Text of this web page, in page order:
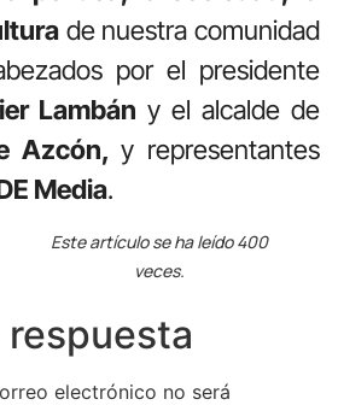
de nuestra comunidad
por el presidente
Lambán y el alcalde de
Azcón, y representantes
Media.
Este artículo se ha leído 400
veces.
respuesta
electrónico no será